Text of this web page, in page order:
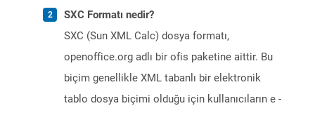
SXC Formatı nedir?
SXC (Sun XML Calc) dosya formatı,
openoffice.org adlı bir ofis paketine aittir. Bu
biçim genellikle XML tabanlı bir elektronik
tablo dosya biçimi olduğu için kullanıcıların e -